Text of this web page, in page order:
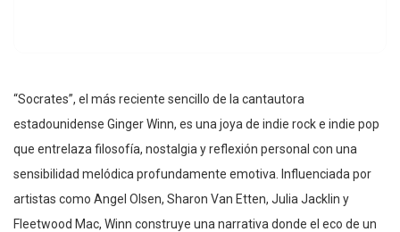
“Socrates”, el más reciente sencillo de la cantautora
estadounidense Ginger Winn, es una joya de indie rock e indie pop
que entrelaza filosofía, nostalgia y reflexión personal con una
sensibilidad melódica profundamente emotiva. Influenciada por
artistas como Angel Olsen, Sharon Van Etten, Julia Jacklin y
Fleetwood Mac, Winn construye una narrativa donde el eco de un